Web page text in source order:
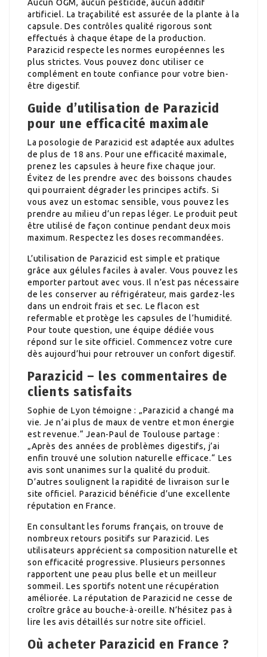
Aucun OGM, aucun pesticide, aucun additif
artificiel. La traçabilité est assurée de la plante à la
capsule. Des contrôles qualité rigorous sont
effectués à chaque étape de la production.
Parazicid respecte les normes européennes les
plus strictes. Vous pouvez donc utiliser ce
complément en toute confiance pour votre bien-
être digestif.
Guide d’utilisation de Parazicid
pour une efficacité maximale
La posologie de Parazicid est adaptée aux adultes
de plus de 18 ans. Pour une efficacité maximale,
prenez les capsules à heure fixe chaque jour.
Évitez de les prendre avec des boissons chaudes
qui pourraient dégrader les principes actifs. Si
vous avez un estomac sensible, vous pouvez les
prendre au milieu d’un repas léger. Le produit peut
être utilisé de façon continue pendant deux mois
maximum. Respectez les doses recommandées.
L’utilisation de Parazicid est simple et pratique
grâce aux gélules faciles à avaler. Vous pouvez les
emporter partout avec vous. Il n’est pas nécessaire
de les conserver au réfrigérateur, mais gardez-les
dans un endroit frais et sec. Le flacon est
refermable et protège les capsules de l’humidité.
Pour toute question, une équipe dédiée vous
répond sur le site officiel. Commencez votre cure
dès aujourd’hui pour retrouver un confort digestif.
Parazicid – les commentaires de
clients satisfaits
Sophie de Lyon témoigne : „Parazicid a changé ma
vie. Je n’ai plus de maux de ventre et mon énergie
est revenue.“ Jean-Paul de Toulouse partage :
„Après des années de problèmes digestifs, j’ai
enfin trouvé une solution naturelle efficace.“ Les
avis sont unanimes sur la qualité du produit.
D’autres soulignent la rapidité de livraison sur le
site officiel. Parazicid bénéficie d’une excellente
réputation en France.
En consultant les forums français, on trouve de
nombreux retours positifs sur Parazicid. Les
utilisateurs apprécient sa composition naturelle et
son efficacité progressive. Plusieurs personnes
rapportent une peau plus belle et un meilleur
sommeil. Les sportifs notent une récupération
améliorée. La réputation de Parazicid ne cesse de
croître grâce au bouche-à-oreille. N’hésitez pas à
lire les avis détaillés sur notre site officiel.
Où acheter Parazicid en France ?